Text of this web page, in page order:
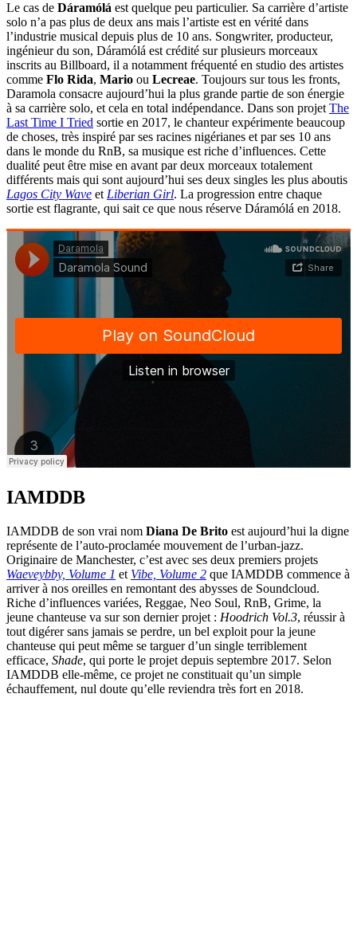
Le cas de Dáramólá est quelque peu particulier. Sa carrière d’artiste
solo n’a pas plus de deux ans mais l’artiste est en vérité dans
l’industrie musical depuis plus de 10 ans. Songwriter, producteur,
ingénieur du son, Dáramólá est crédité sur plusieurs morceaux
inscrits au Billboard, il a notamment fréquenté en studio des artistes
comme Flo Rida, Mario ou Lecreae. Toujours sur tous les fronts,
Daramola consacre aujourd’hui la plus grande partie de son énergie
à sa carrière solo, et cela en total indépendance. Dans son projet The
Last Time I Tried sortie en 2017, le chanteur expérimente beaucoup
de choses, très inspiré par ses racines nigérianes et par ses 10 ans
dans le monde du RnB, sa musique est riche d’influences. Cette
dualité peut être mise en avant par deux morceaux totalement
différents mais qui sont aujourd’hui ses deux singles les plus aboutis
Lagos City Wave et Liberian Girl. La progression entre chaque
sortie est flagrante, qui sait ce que nous réserve Dáramólá en 2018.
IAMDDB
IAMDDB de son vrai nom Diana De Brito est aujourd’hui la digne
représente de l’auto-proclamée mouvement de l’urban-jazz.
Originaire de Manchester, c’est avec ses deux premiers projets
Waeveybby, Volume 1 et Vibe, Volume 2 que IAMDDB commence à
arriver à nos oreilles en remontant des abysses de Soundcloud.
Riche d’influences variées, Reggae, Neo Soul, RnB, Grime, la
jeune chanteuse va sur son dernier projet : Hoodrich Vol.3, réussir à
tout digérer sans jamais se perdre, un bel exploit pour la jeune
chanteuse qui peut même se targuer d’un single terriblement
efficace, Shade, qui porte le projet depuis septembre 2017. Selon
IAMDDB elle-même, ce projet ne constituait qu’un simple
échauffement, nul doute qu’elle reviendra très fort en 2018.